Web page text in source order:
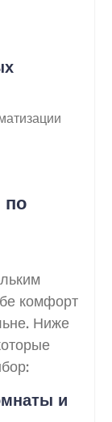
по
комфорт
Ниже
и